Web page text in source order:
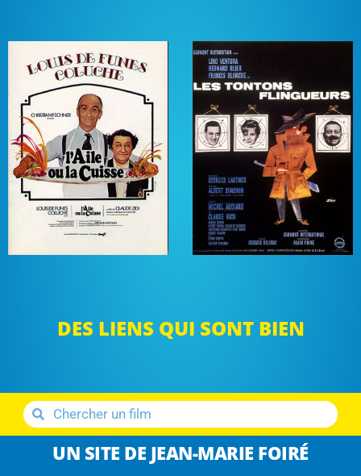
DES LIENS QUI SONT BIEN
UN SITE DE JEAN-MARIE FOIRÉ